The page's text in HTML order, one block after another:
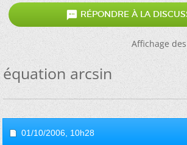
 RÉPONDRE À LA
Affichage
équation arcsin
01/10/2006, 10h28